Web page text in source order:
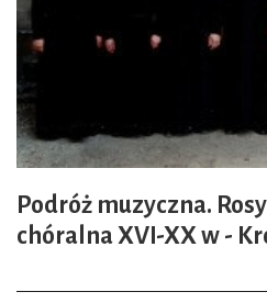
Podróż muzyczna.
chóralna XVI-XX w -